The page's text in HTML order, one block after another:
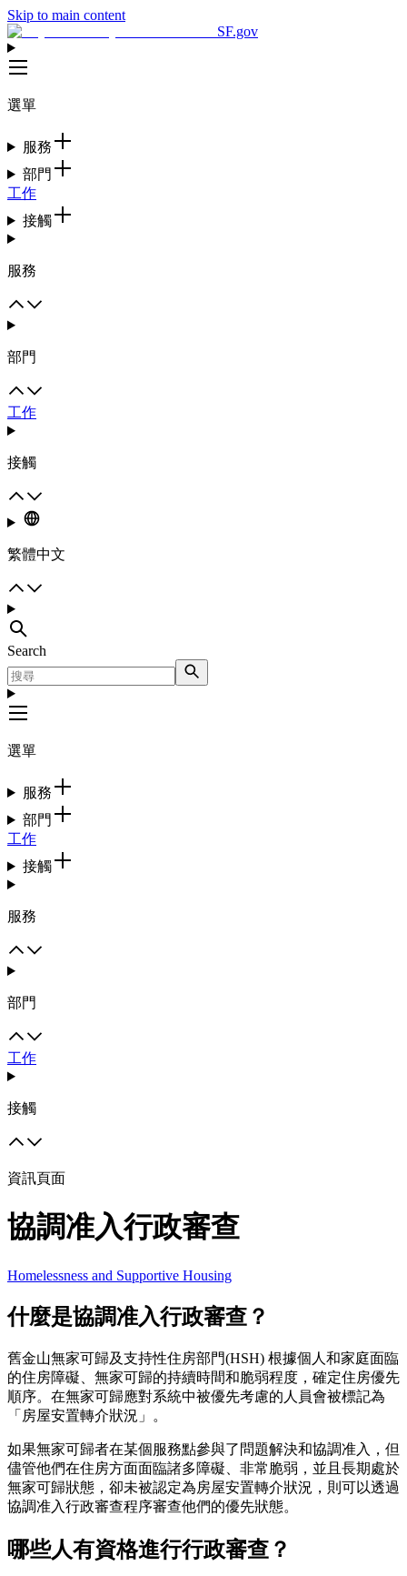
Skip to main content
SF.gov
選單
服務
部門
工作
接觸
服務
部門
工作
接觸
繁體中文
Search
選單
服務
部門
工作
接觸
服務
部門
工作
接觸
資訊頁面
協調准入行政審查
Homelessness and Supportive Housing
什麼是協調准入行政審查？
舊金山無家可歸及支持性住房部門(HSH) 根據個人和家庭面臨
的住房障礙、無家可歸的持續時間和脆弱程度，確定住房優先
順序。在無家可歸應對系統中被優先考慮的人員會被標記為
「房屋安置轉介狀況」。
如果無家可歸者在某個服務點參與了問題解決和協調准入，但
儘管他們在住房方面面臨諸多障礙、非常脆弱，並且長期處於
無家可歸狀態，卻未被認定為房屋安置轉介狀況，則可以透過
協調准入行政審查程序審查他們的優先狀態。
哪些人有資格進行行政審查？